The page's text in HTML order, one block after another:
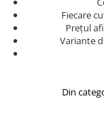
Fiecare
Prețul
Variante
Din